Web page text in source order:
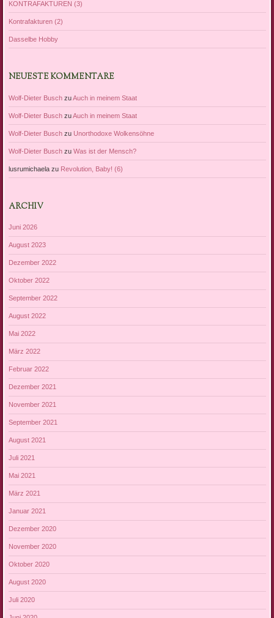
KONTRAFAKTUREN (3)
Kontrafakturen (2)
Dasselbe Hobby
NEUESTE KOMMENTARE
Wolf-Dieter BuschzuAuch in meinem Staat
Wolf-Dieter BuschzuAuch in meinem Staat
Wolf-Dieter Buschzu Unorthodoxe Wolkensöhne
Wolf-Dieter Buschzu Was ist der Mensch?
lusrumichaelazu Revolution, Baby! (6)
ARCHIV
Juni 2026
August 2023
Dezember 2022
Oktober 2022
September 2022
August 2022
Mai 2022
März 2022
Februar 2022
Dezember 2021
November 2021
September 2021
August 2021
Juli 2021
Mai 2021
März 2021
Januar 2021
Dezember 2020
November 2020
Oktober 2020
August 2020
Juli 2020